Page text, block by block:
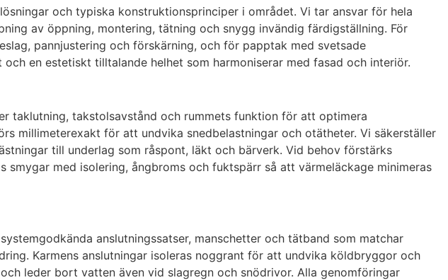
och typiska konstruktionsprinciper i området. Vi tar ansvar för hela
av öppning, montering, tätning och snygg invändig färdigställning. För
pannjustering och förskärning, och för papptak med svetsade
en estetiskt tilltalande helhet som harmoniserar med fasad och interiör.
taklutning, takstolsavstånd och rummets funktion för att optimera
millimeterexakt för att undvika snedbelastningar och otätheter. Vi säkerställer
till underlag som råspont, läkt och bärverk. Vid behov förstärks
med isolering, ångbroms och fuktspärr så att värmeläckage minimeras
anslutningssatser, manschetter och tätband som matchar
Karmens anslutningar isoleras noggrant för att undvika köldbryggor och
leder bort vatten även vid slagregn och snödrivor. Alla genomföringar